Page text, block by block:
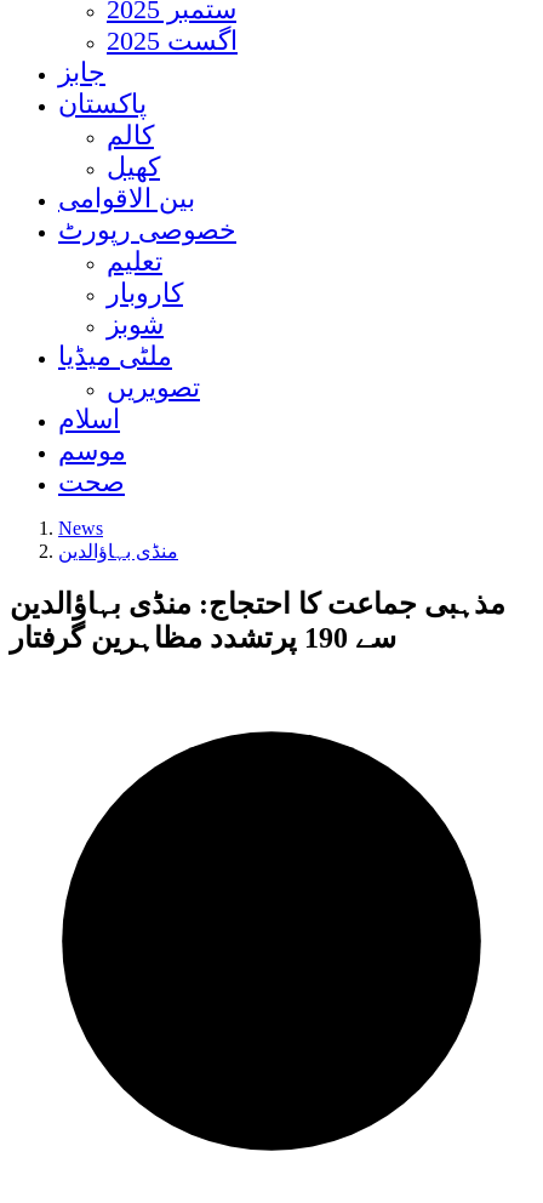
ستمبر 2025
اگست 2025
جابز
پاکستان
کالم
کھیل
بین الاقوامی
خصوصی رپورٹ
تعلیم
کاروبار
شوبز
ملٹی میڈیا
تصویریں
اسلام
موسم
صحت
News
منڈی بہاؤالدین
مذہبی جماعت کا احتجاج: منڈی بہاؤالدین
سے 190 پرتشدد مظاہرین گرفتار